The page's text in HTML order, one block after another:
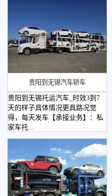
贵阳到无锡汽车轿车
贵阳到无锡托运汽车_时效3到7
天的样子具体情况更具路况觉
得，每天发车【承接业务】：私
家车托...